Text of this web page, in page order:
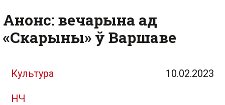
Анонс: вечарына ад
«Скарыны» ў Варшаве
Культура 10.02.2023
НЧ